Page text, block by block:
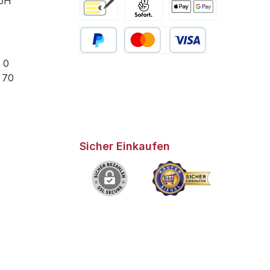
0
Vorkasse Pay with KlarnaOnline zahlen
Sicher Einkaufen